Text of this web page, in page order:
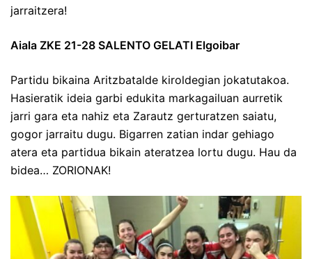
jarraitzera!
Aiala ZKE 21-28 SALENTO GELATI Elgoibar
Partidu bikaina Aritzbatalde kiroldegian jokatutakoa.
Hasieratik ideia garbi edukita markagailuan aurretik
jarri gara eta nahiz eta Zarautz gerturatzen saiatu,
gogor jarraitu dugu. Bigarren zatian indar gehiago
atera eta partidua bikain ateratzea lortu dugu. Hau da
bidea… ZORIONAK!